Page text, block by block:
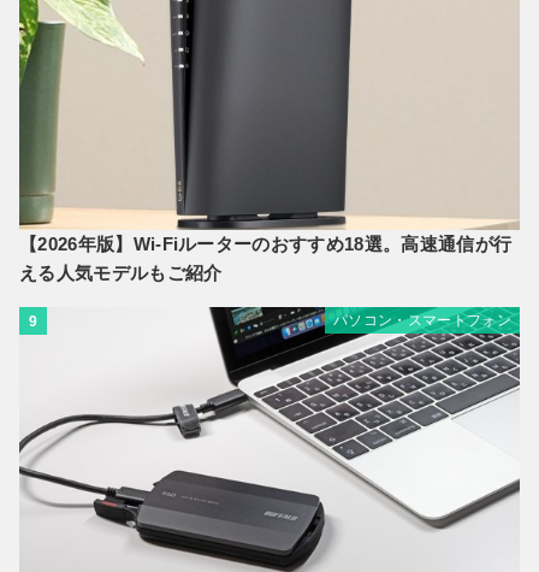
【2026年版】Wi-Fiルーターのおすすめ18選。高速通信が行
える人気モデルもご紹介
9 パソコン・スマートフォン